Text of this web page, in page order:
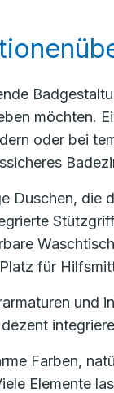
möchten.
oder bei
Duschen, die
für
und
Farben,
Elemente